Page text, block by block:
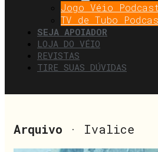
Jogo Véio Podcast
TV de Tubo
SEJA APOIADOR
LOJA DO VÉIO
REVISTAS
TIRE SUAS DÚVIDAS
Arquivo · Ivalice